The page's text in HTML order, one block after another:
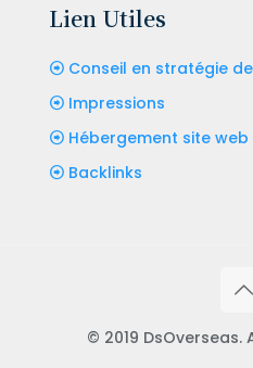
Lien Utiles
Conseil en stratégie
Impressions
Hébergement site web
Backlinks
© 2019 DsOverseas.